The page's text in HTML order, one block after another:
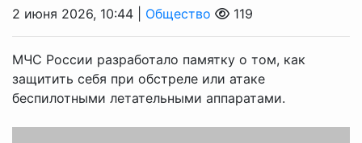
2 июня 2026, 10:44 | Общество 119
МЧС России разработало памятку о том, как
защитить себя при обстреле или атаке
беспилотными летательными аппаратами.